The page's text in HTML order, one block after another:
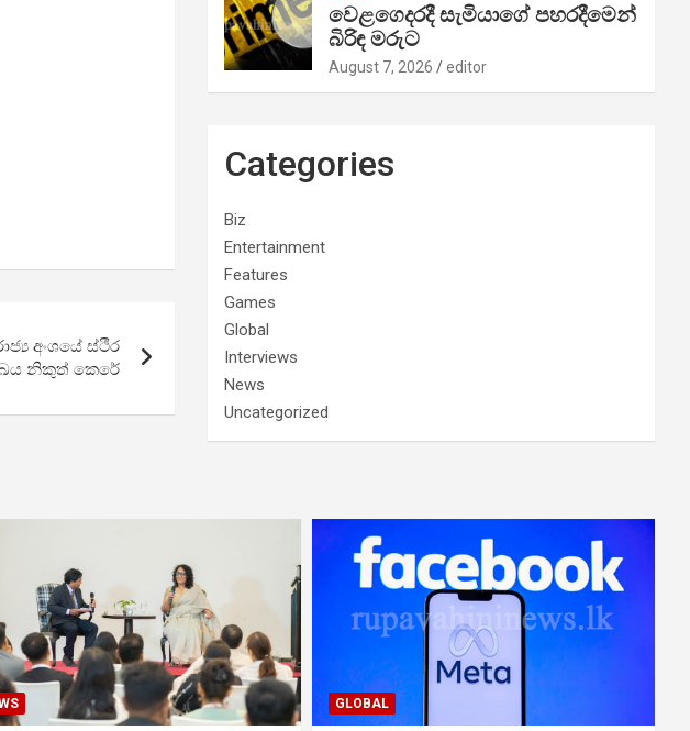
අංශයේ ස්ථිර
නිකුත් කෙරේ
වෙළගෙදරදී සැමියාගේ පහරදීමෙන්
බිරිඳ මරුට
August 7, 2026 editor
Categories
Biz
Entertainment
Features
Games
Global
Interviews
News
Uncategorized
GLOBAL